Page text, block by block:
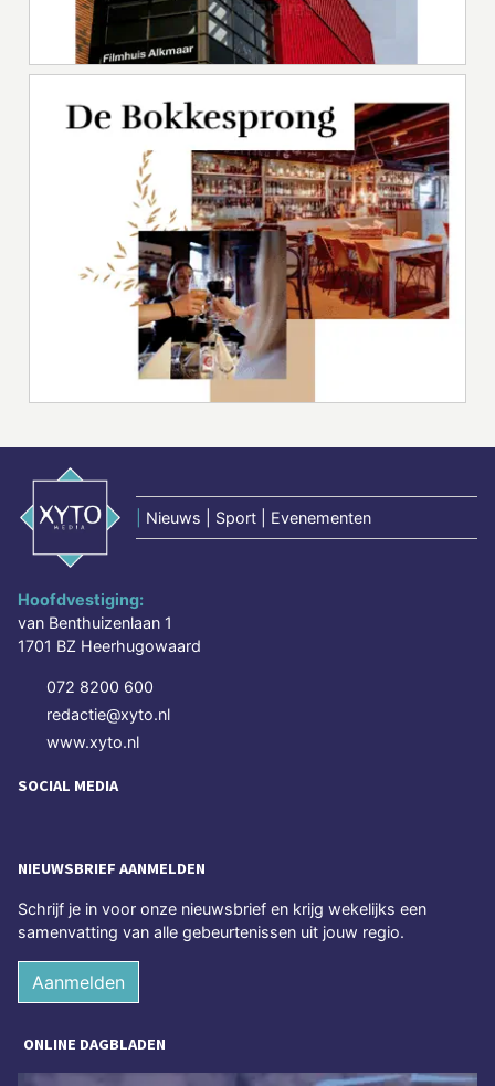
Nieuws | Sport | Evenementen
Hoofdvestiging:
van Benthuizenlaan 1
1701 BZ Heerhugowaard
072 8200 600
redactie@xyto.nl
www.xyto.nl
SOCIAL MEDIA
NIEUWSBRIEF AANMELDEN
Schrijf je in voor onze nieuwsbrief en krijg wekelijks een
samenvatting van alle gebeurtenissen uit jouw regio.
Aanmelden
ONLINE DAGBLADEN